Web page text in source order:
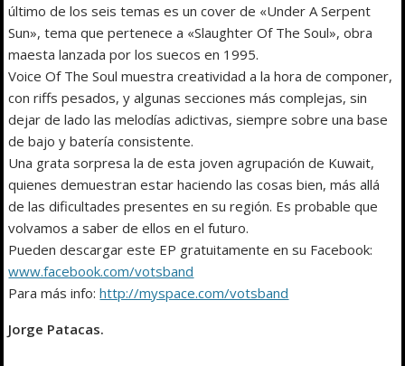
último de los seis temas es un cover de «Under A Serpent
Sun», tema que pertenece a «Slaughter Of The Soul», obra
maesta lanzada por los suecos en 1995.
Voice Of The Soul muestra creatividad a la hora de componer,
con riffs pesados, y algunas secciones más complejas, sin
dejar de lado las melodías adictivas, siempre sobre una base
de bajo y batería consistente.
Una grata sorpresa la de esta joven agrupación de Kuwait,
quienes demuestran estar haciendo las cosas bien, más allá
de las dificultades presentes en su región. Es probable que
volvamos a saber de ellos en el futuro.
Pueden descargar este EP gratuitamente en su Facebook:
www.facebook.com/votsband
Para más info:http://myspace.com/votsband
Jorge Patacas.